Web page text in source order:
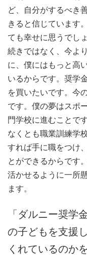
ど、自分がするべき
きると信じています
ても幸せに思うでし
続きではなく、今よ
に、僕にはもっと高
いるからです。奨学
を買いたいです。今
です。僕の夢はスポ
門学校に進むことで
なくとも職業訓練学
すれば手に職をつけ
とができるからです
活かせるように一所
ます。
「ダルニー奨学
の子どもを支援
くれているのか